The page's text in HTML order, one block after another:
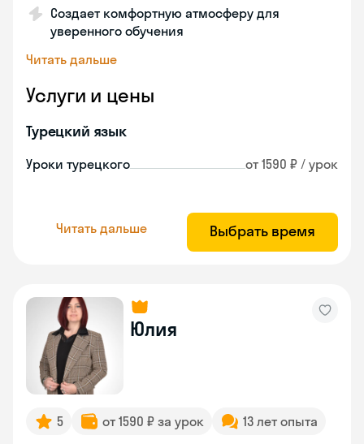
Создает комфортную атмосферу для
уверенного обучения
Читать дальше
Услуги и цены
Турецкий язык
Уроки турецкого от 1590 ₽ / урок
Читать дальше Выбрать время
Юлия
5 от 1590 ₽ за урок 13 лет опыта